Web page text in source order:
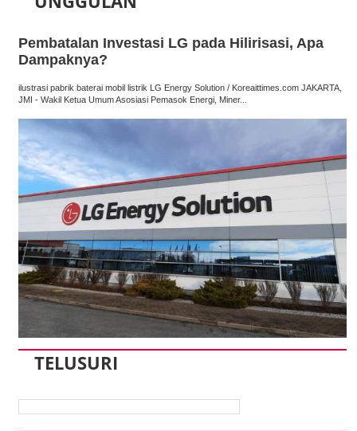
Pembatalan Investasi LG pada Hilirisasi, Apa
Dampaknya?
ilustrasi pabrik baterai mobil listrik LG Energy Solution / Koreaittimes.com JAKARTA,
JMI - Wakil Ketua Umum Asosiasi Pemasok Energi, Miner...
TELUSURI